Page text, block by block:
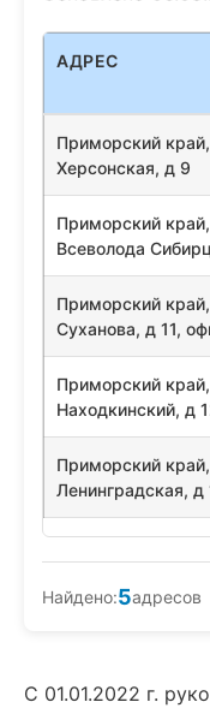
АДРЕС
Приморский
Херсонская, д 9
Приморский
Всеволода
Приморский
Суханова, д 11,
Приморский
Находкинский, д
Приморский
Ленинградская, д
Найдено:5адресов
С 01.01.2022 г.